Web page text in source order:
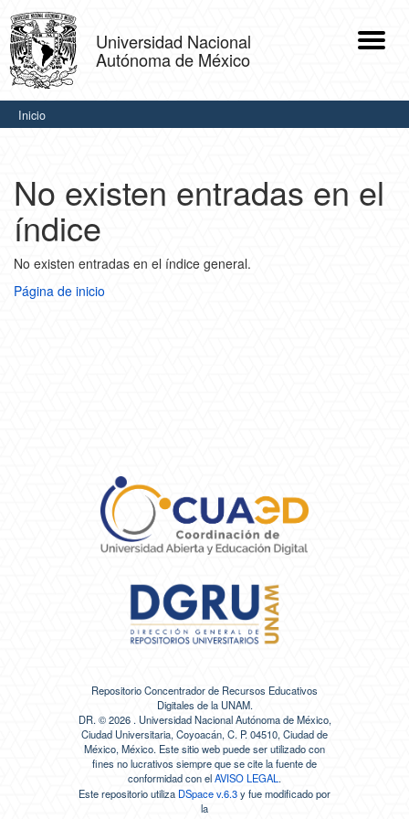
navigation
Universidad Nacional
Autónoma de México
Inicio
No existen entradas en el
índice
No existen entradas en el índice general.
Página de inicio
Repositorio Concentrador de Recursos Educativos
Digitales de la UNAM.
DR. ©2026 . Universidad Nacional Autónoma de México,
Ciudad Universitaria, Coyoacán, C. P. 04510, Ciudad de
México, México. Este sitio web puede ser utilizado con
fines no lucrativos siempre que se cite la fuente de
conformidad con elAVISO LEGAL .
Este repositorio utiliza DSpace v.6.3y fue modificado por
la